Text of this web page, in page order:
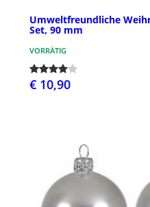
Umweltfreundliche
Set, 90 mm
VORRÄTIG
€ 10,90